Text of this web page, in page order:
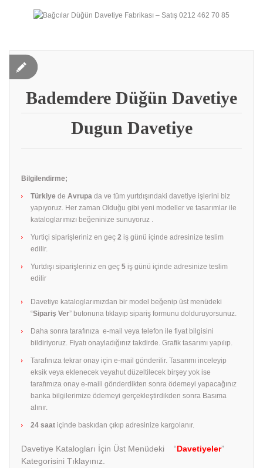
Bademdere Düğün Davetiye
Dugun Davetiye
Bilgilendirme;
Türkiye de Avrupa da ve tüm yurtdışındaki davetiye işlerini biz
yapıyoruz. Her zaman Olduğu gibi yeni modeller ve tasarımlar ile
kataloglarımızı beğeninize sunuyoruz .
Yurtiçi siparişleriniz en geç 2 iş günü içinde adresinize teslim
edilir.
Yurtdışı siparişleriniz en geç 5 iş günü içinde adresinize teslim
edilir
Davetiye kataloglarımızdan bir model beğenip üst menüdeki
“Sipariş Ver” butonuna tıklayıp sipariş formunu dolduruyorsunuz.
Daha sonra tarafınıza e-mail veya telefon ile fiyat bilgisini
bildiriyoruz. Fiyatı onayladığınız takdirde. Grafik tasarımı yapılıp.
Tarafınıza tekrar onay için e-mail gönderilir. Tasarımı inceleyip
eksik veya eklenecek veyahut düzeltilecek birşey yok ise
tarafımıza onay e-maili gönderdikten sonra ödemeyi yapacağınız
banka bilgilerimize ödemeyi gerçekleştirdikden sonra Basıma
alınır.
24 saat içinde baskıdan çıkıp adresinize kargolanır.
Davetiye Katalogları İçin Üst Menüdeki “Davetiyeler”
Kategorisini Tıklayınız.